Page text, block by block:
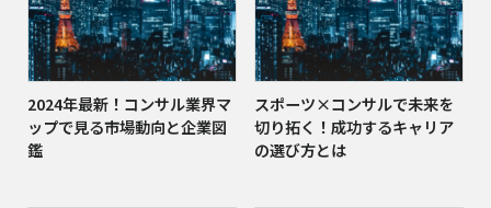
2024年最新！コンサル業界マ
ップで見る市場動向と企業図
鑑
スポーツ×コンサルで未来を
切り拓く！成功するキャリア
の選び方とは